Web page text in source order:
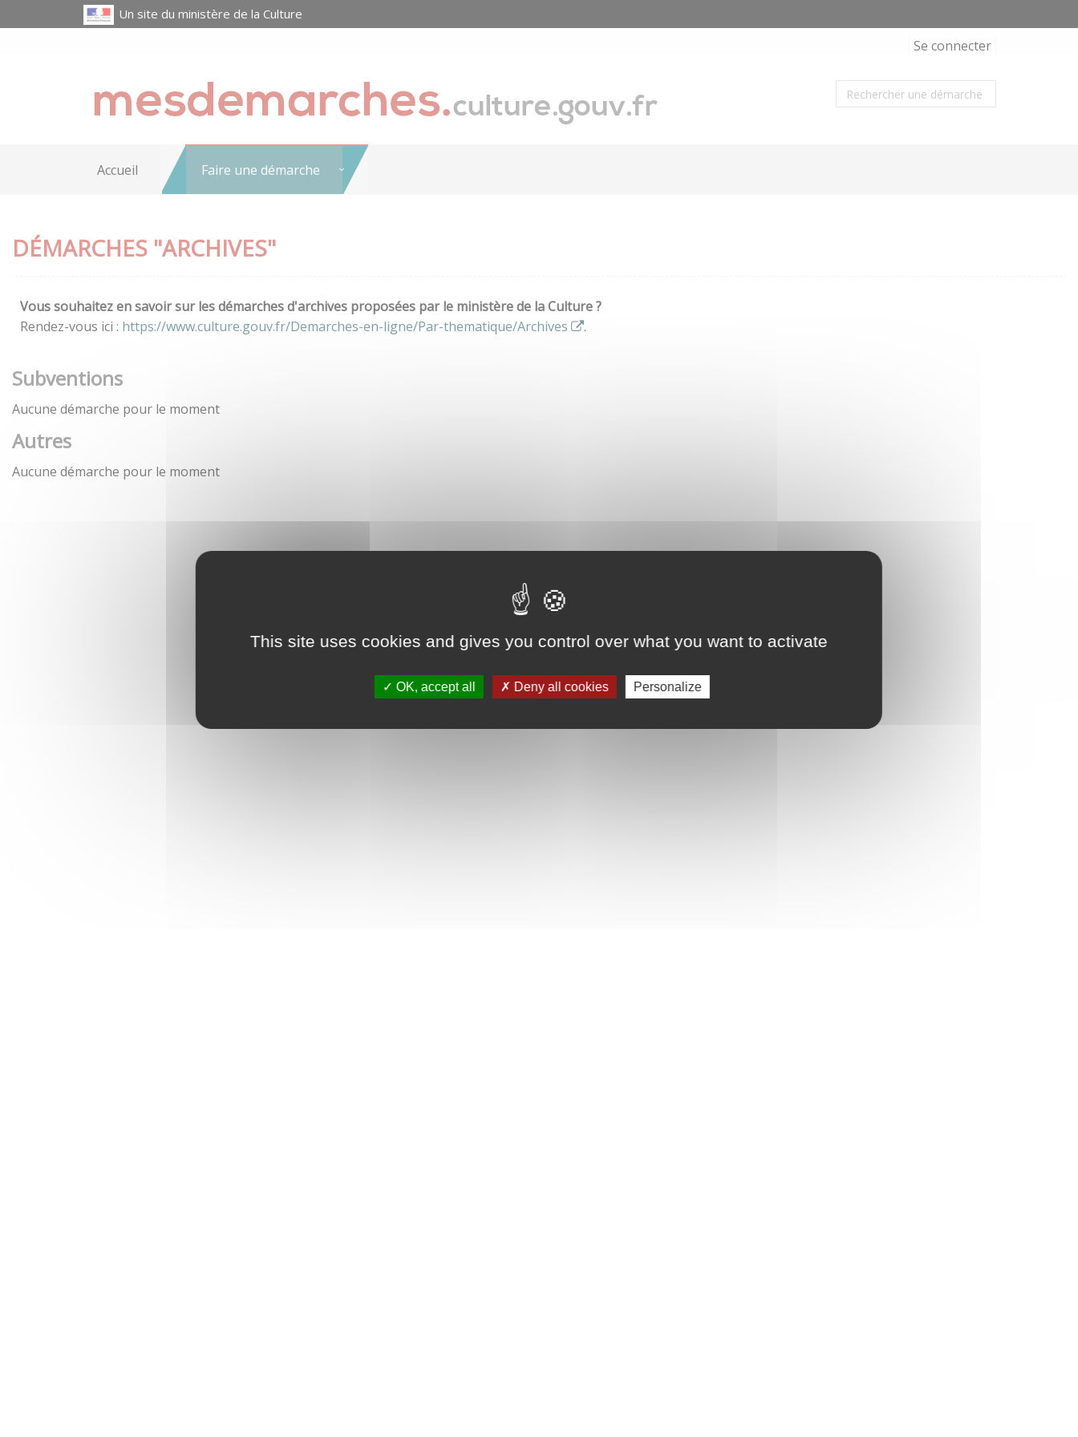
This site uses cookies and gives you control over what you want to activate
OK, accept all Deny all cookies Personalize
Un site du ministère de la Culture
Se connecter
Accueil Faire une démarche
DÉMARCHES "ARCHIVES"
Vous souhaitez en savoir sur les démarches d'archives proposées par le ministère de la Culture ?
Rendez-vous ici : https://www.culture.gouv.fr/Demarches-en-ligne/Par-thematique/Archives .
Subventions
Aucune démarche pour le moment
Autres
Aucune démarche pour le moment